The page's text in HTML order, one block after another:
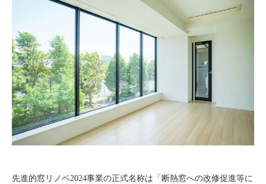
先進的窓リノベ2024事業の正式名称は「断熱窓への改修促進等に